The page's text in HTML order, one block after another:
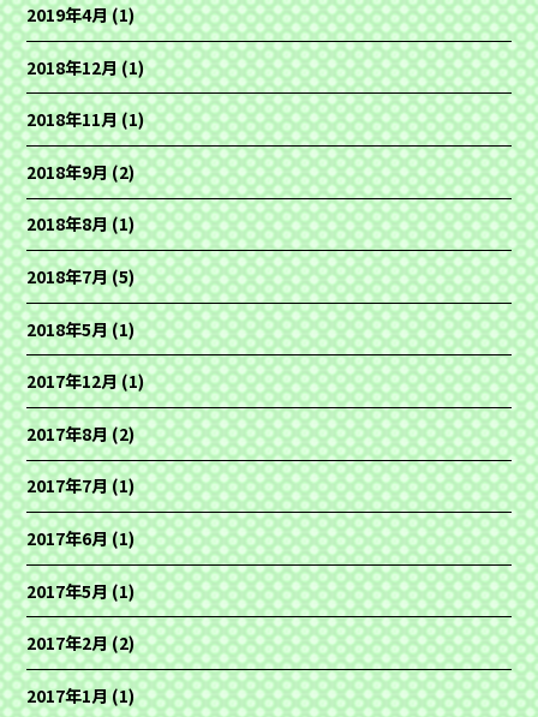
2019年4月(1)
2018年12月(1)
2018年11月(1)
2018年9月(2)
2018年8月(1)
2018年7月(5)
2018年5月(1)
2017年12月(1)
2017年8月(2)
2017年7月(1)
2017年6月(1)
2017年5月(1)
2017年2月(2)
2017年1月(1)